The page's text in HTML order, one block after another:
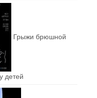
Грыжи брюшной
детей